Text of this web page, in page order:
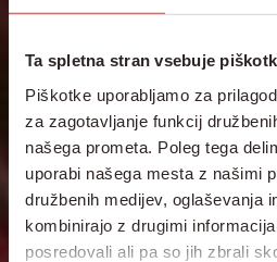
Ta spletna stran vsebuje
Piškotke uporabljamo za
za zagotavljanje funkcij
našega prometa. Poleg tega
uporabi našega mesta z našimi
družbenih medijev, oglaševanja
kombinirajo z drugimi
posredovali ali pa so jih zbrali